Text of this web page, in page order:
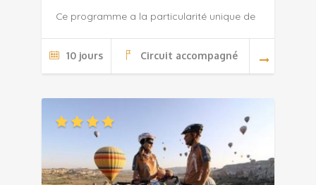
Ce programme a la particularité unique de
10 jours Circuit accompagné